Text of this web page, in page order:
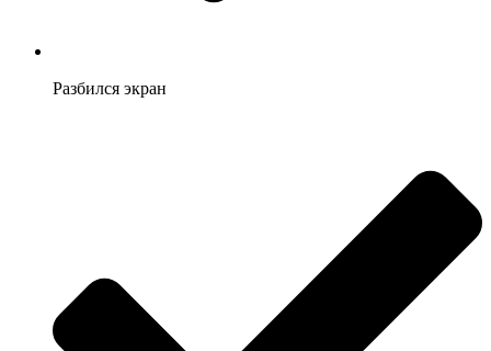
Разбился экран